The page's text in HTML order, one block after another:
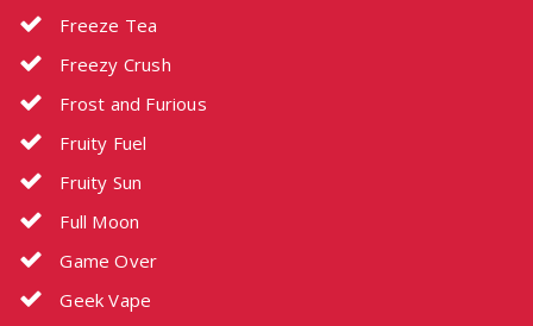
Freeze Tea
Freezy Crush
Frost and Furious
Fruity Fuel
Fruity Sun
Full Moon
Game Over
Geek Vape